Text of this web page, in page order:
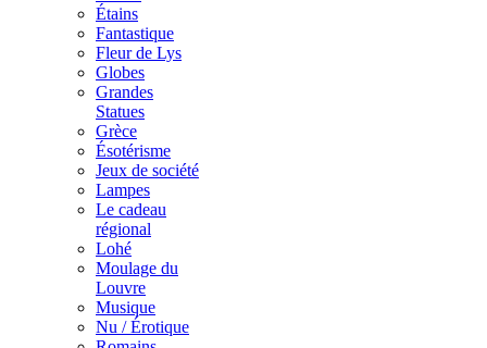
Étains
Fantastique
Fleur de Lys
Globes
Grandes
Statues
Grèce
Ésotérisme
Jeux de société
Lampes
Le cadeau
régional
Lohé
Moulage du
Louvre
Musique
Nu / Érotique